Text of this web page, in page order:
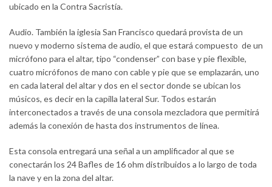
ubicado en la Contra Sacristía.
Audio. También la iglesia San Francisco quedará provista de un
nuevo y moderno sistema de audio, el que estará compuesto de un
micrófono para el altar, tipo “condenser” con base y pie flexible,
cuatro micrófonos de mano con cable y pie que se emplazarán, uno
en cada lateral del altar y dos en el sector donde se ubican los
músicos, es decir en la capilla lateral Sur. Todos estarán
interconectados a través de una consola mezcladora que permitirá
además la conexión de hasta dos instrumentos de línea.
Esta consola entregará una señal a un amplificador al que se
conectarán los 24 Bafles de 16 ohm distribuidos a lo largo de toda
la nave y en la zona del altar.